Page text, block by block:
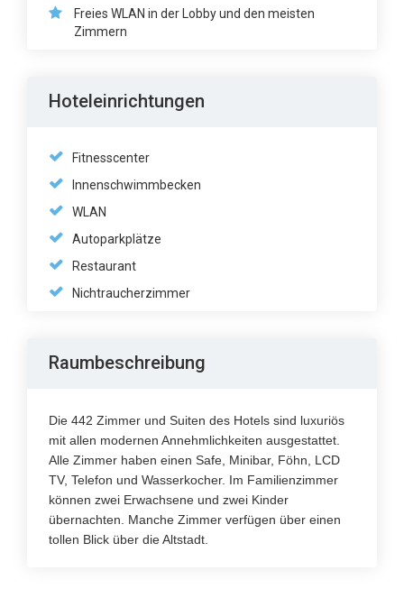
Freies WLAN in der Lobby und den meisten
Zimmern
Hoteleinrichtungen
Fitnesscenter
Innenschwimmbecken
WLAN
Autoparkplätze
Restaurant
Nichtraucherzimmer
Raumbeschreibung
Die 442 Zimmer und Suiten des Hotels sind luxuriös
mit allen modernen Annehmlichkeiten ausgestattet.
Alle Zimmer haben einen Safe, Minibar, Föhn, LCD
TV, Telefon und Wasserkocher. Im Familienzimmer
können zwei Erwachsene und zwei Kinder
übernachten. Manche Zimmer verfügen über einen
tollen Blick über die Altstadt.